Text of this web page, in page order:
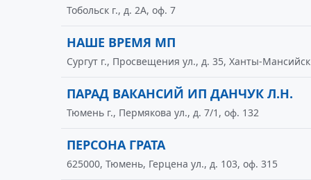
Тобольск г., д. 2А, оф. 7
НАШЕ ВРЕМЯ МП
Сургут г., Просвещения ул., д. 35, Ханты-
ПАРАД ВАКАНСИЙ ИП ДАНЧУК Л.Н.
Тюмень г., Пермякова ул., д. 7/1, оф. 132
ПЕРСОНА ГРАТА
625000, Тюмень, Герцена ул., д. 103, оф. 315